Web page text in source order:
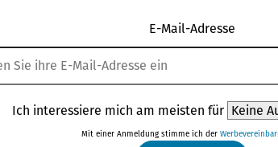
E-Mail-Adresse
Ich interessiere mich am meisten für
Mit einer Anmeldung stimme ich der